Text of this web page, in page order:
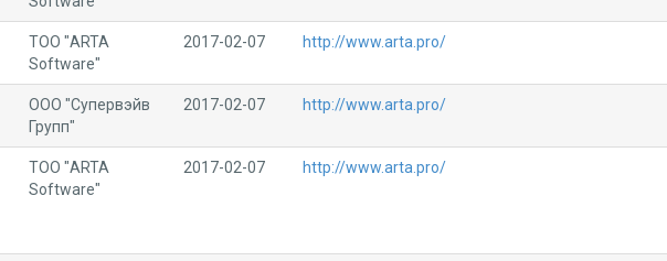
ТОО "ARTA
Software"
2017-02-07 http://www.arta.pro/
ООО "Супервэйв
Групп"
2017-02-07 http://www.arta.pro/
ТОО "ARTA
Software"
2017-02-07 http://www.arta.pro/